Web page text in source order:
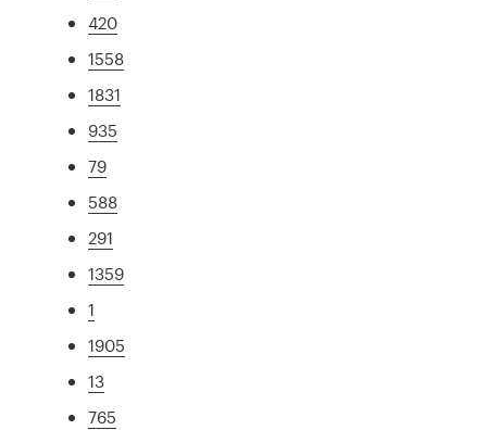
420
1558
1831
935
79
588
291
1359
1
1905
13
765